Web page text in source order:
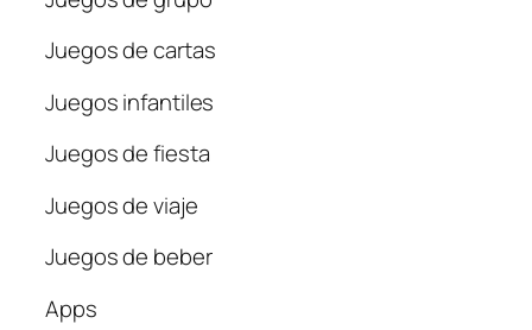
Juegos de cartas
Juegos infantiles
Juegos de fiesta
Juegos de viaje
Juegos de beber
Apps